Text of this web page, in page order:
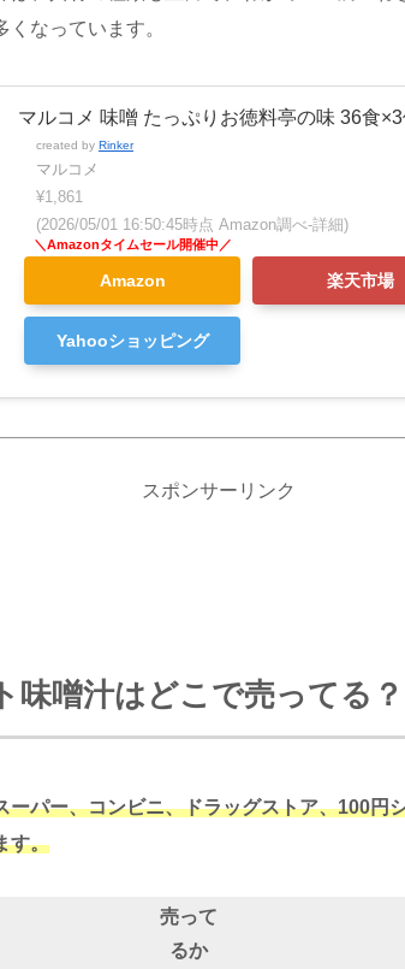
なっています。
マルコメ 味噌 たっぷりお徳料亭の味 36食×3
created by Rinker
マルコメ
¥1,861
(2026/05/01 16:50:45時点 Amazon調べ-詳細)
Amazon 楽天市場
Yahooショッピング
スポンサーリンク
味噌汁はどこで売ってる？
ーパー、コンビニ、ドラッグストア、100円
す。
売って
るか